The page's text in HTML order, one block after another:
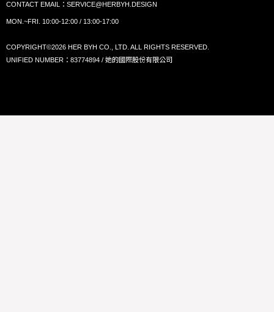
CONTACT EMAIL： SERVICE@HERBYH.DESIGN
MON.~FRI. 10:00-12:00 / 13:00-17:00
COPYRIGHT©2026 HER BYH CO., LTD. ALL RIGHTS RESERVED.
UNIFIED NUMBER：83774894 / 她的國際股份有限公司